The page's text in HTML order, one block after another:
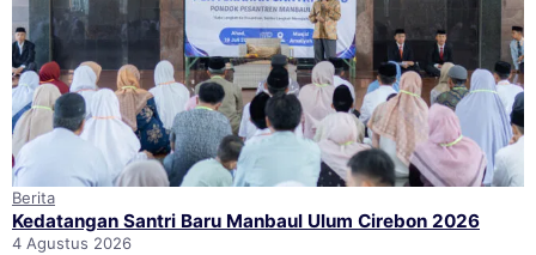
Berita
Kedatangan Santri Baru Manbaul Ulum Cirebon 2026
4 Agustus 2026